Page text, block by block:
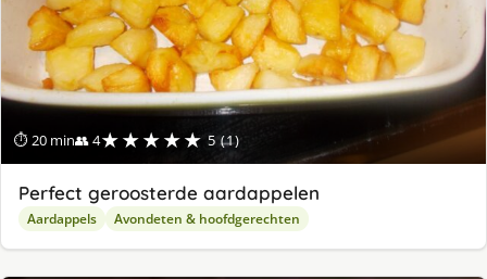
⏱ 20 min👥 4★★★★★ 5 (1)
Perfect geroosterde aardappelen
Aardappels Avondeten & hoofdgerechten